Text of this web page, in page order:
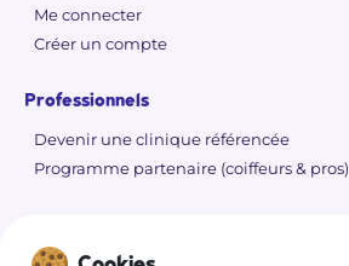
Me connecter
Créer un compte
Professionnels
Devenir une clinique référencée
Programme partenaire (coiffeurs & pros)